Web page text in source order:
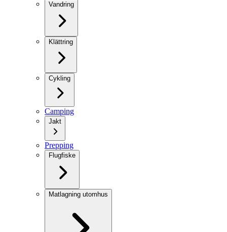
Vandring
Klättring
Cykling
Camping
Jakt
Prepping
Flugfiske
Matlagning utomhus